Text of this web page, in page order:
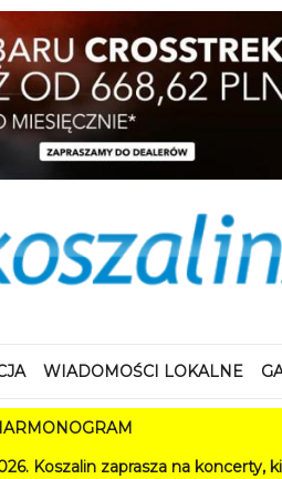
WIADOMOŚCI LOKALNE
na koncerty, kino, kabarety